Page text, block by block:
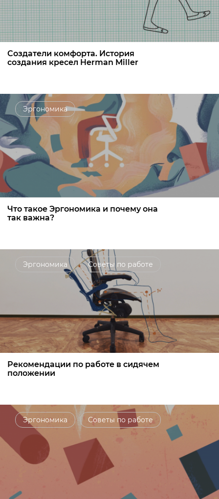
Создатели комфорта. История
создания кресел Herman Miller
Эргономика
Что такое Эргономика и почему она
так важна?
Эргономика Советы по работе
Рекомендации по работе в сидячем
положении
Эргономика Советы по работе